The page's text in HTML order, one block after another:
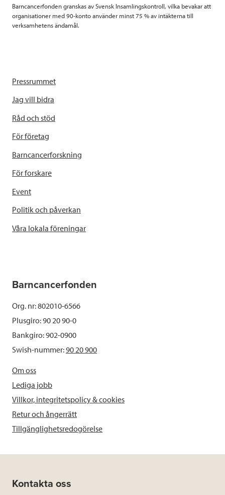
Barncancerfonden granskas av Svensk Insamlingskontroll, vilka bevakar att
organisationer med 90-konto använder minst 75 % av intäkterna till
verksamhetens ändamål.
Pressrummet
Jag vill bidra
Råd och stöd
För företag
Barncancerforskning
För forskare
Event
Politik och påverkan
Våra lokala föreningar
Barncancerfonden
Org. nr: 802010-6566
Plusgiro: 90 20 90-0
Bankgiro: 902-0900
Swish-nummer:90 20 900
Om oss
Lediga jobb
Villkor, integritetspolicy & cookies
Retur och ångerrätt
Tillgänglighetsredogörelse
Kontakta oss